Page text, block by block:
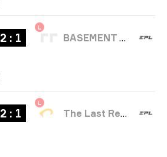
2 : 1
L
BASEMENT BOYS
2 : 1
L
The Last Resort